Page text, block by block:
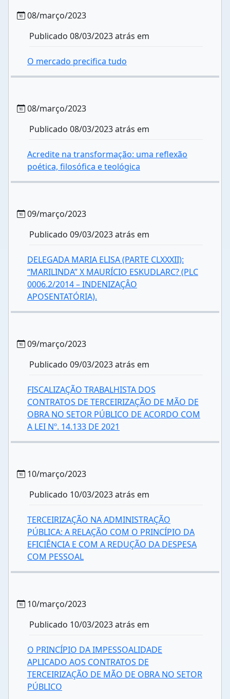
08/março/2023
Publicado 08/03/2023 atrás em
O mercado precifica tudo
08/março/2023
Publicado 08/03/2023 atrás em
Acredite na transformação: uma reflexão
poética, filosófica e teológica
09/março/2023
Publicado 09/03/2023 atrás em
DELEGADA MARIA ELISA (PARTE CLXXXII):
“MARILINDA” X MAURÍCIO ESKUDLARC? (PLC
0006.2/2014 – INDENIZAÇÂO
APOSENTATÓRIA).
09/março/2023
Publicado 09/03/2023 atrás em
FISCALIZAÇÃO TRABALHISTA DOS
CONTRATOS DE TERCEIRIZAÇÃO DE MÃO DE
OBRA NO SETOR PÚBLICO DE ACORDO COM
A LEI Nº. 14.133 DE 2021
10/março/2023
Publicado 10/03/2023 atrás em
TERCEIRIZAÇÃO NA ADMINISTRAÇÃO
PÚBLICA: A RELAÇÃO COM O PRINCÍPIO DA
EFICIÊNCIA E COM A REDUÇÃO DA DESPESA
COM PESSOAL
10/março/2023
Publicado 10/03/2023 atrás em
O PRINCÍPIO DA IMPESSOALIDADE
APLICADO AOS CONTRATOS DE
TERCEIRIZAÇÃO DE MÃO DE OBRA NO SETOR
PÚBLICO